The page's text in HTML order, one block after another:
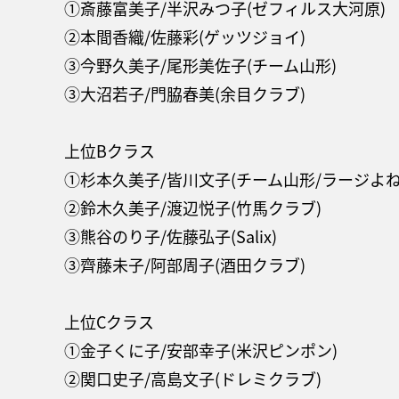
①斎藤富美子/半沢みつ子(ゼフィルス大河原)
②本間香織/佐藤彩(ゲッツジョイ)
③今野久美子/尾形美佐子(チーム山形)
③大沼若子/門脇春美(余目クラブ)
上位Bクラス
①杉本久美子/皆川文子(チーム山形/ラージよ
②鈴木久美子/渡辺悦子(竹馬クラブ)
③熊谷のり子/佐藤弘子(Salix)
③齊藤未子/阿部周子(酒田クラブ)
上位Cクラス
①金子くに子/安部幸子(米沢ピンポン)
②関口史子/高島文子(ドレミクラブ)